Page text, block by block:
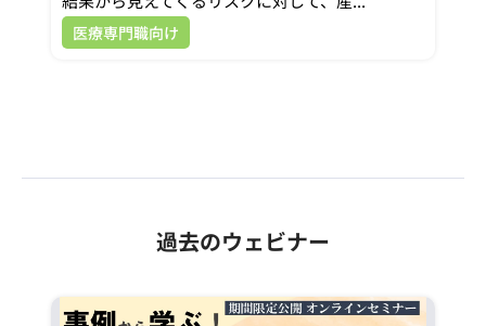
医療専門職向け
過去のウェビナー